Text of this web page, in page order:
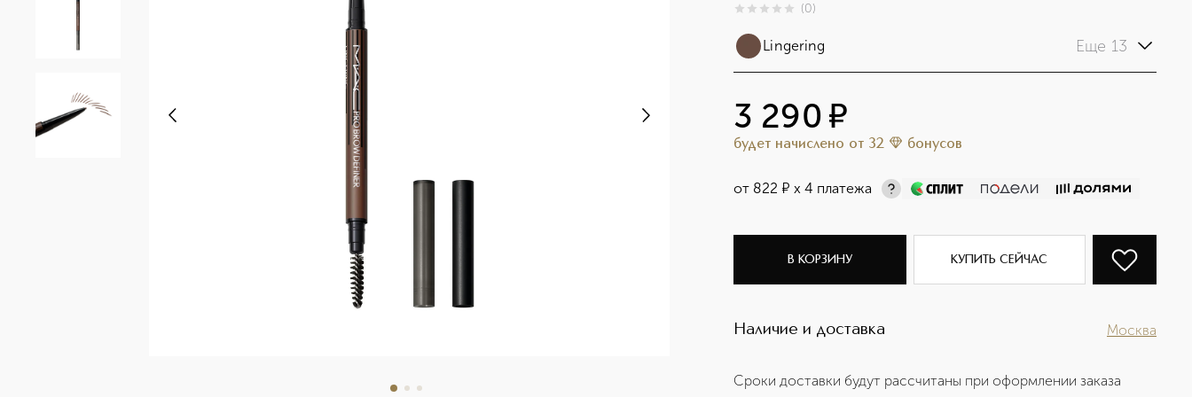
0из 0 (0)
Lingering Еще 13
3 290 ¤
будет начислено от 32 бонусов
от 822 ¤ х 4 платежа
В КОРЗИНУ КУПИТЬ СЕЙЧАС
Наличие и доставка Москва
Сроки доставки будут рассчитаны при оформлении заказа